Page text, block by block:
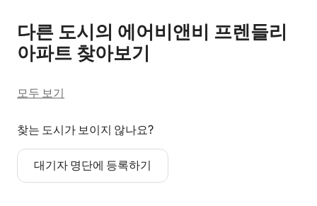
다른 도시의 에어비앤비 프렌들리
아파트 찾아보기
모두 보기
찾는 도시가 보이지 않나요?
대기자 명단에 등록하기